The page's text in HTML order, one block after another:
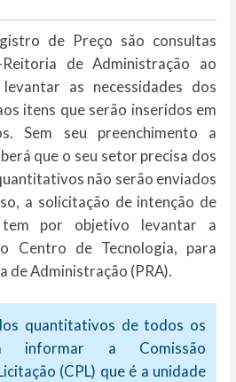
de Preço são consultas
de Administração ao
as necessidades dos
itens que serão inseridos em
Sem seu preenchimento a
que o seu setor precisa dos
não serão enviados
a solicitação de intenção de
por objetivo levantar a
Centro de Tecnologia, para
de Administração (PRA).
quantitativos de todos os
informar a Comissão
(CPL) que é a unidade